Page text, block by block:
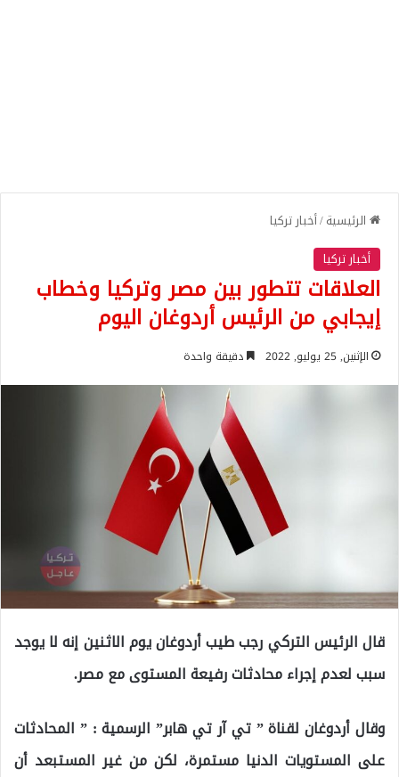
الرئيسية/أخبار تركيا
أخبار تركيا
العلاقات تتطور بين مصر وتركيا وخطاب
إيجابي من الرئيس أردوغان اليوم
الإثنين, 25 يوليو, 2022 دقيقة واحدة
قال الرئيس التركي رجب طيب أردوغان يوم الاثنين إنه لا يوجد
سبب لعدم إجراء محادثات رفيعة المستوى مع مصر.
وقال أردوغان لقناة ” تي آر تي هابر” الرسمية : ” المحادثات
على المستويات الدنيا مستمرة، لكن من غير المستبعد أن